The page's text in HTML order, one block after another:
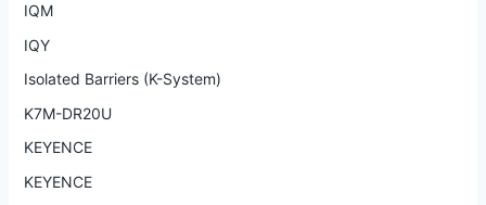
IQM
IQY
Isolated Barriers (K-System)
K7M-DR20U
KEYENCE
KEYENCE